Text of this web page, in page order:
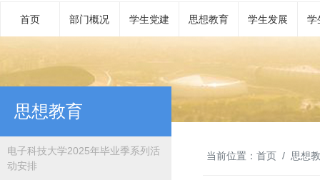
首页 部门概况 学生党建 思想教育 学生发展 学
思想教育
电子科技大学2025年毕业季系列活
动安排
当前位置： 首页 思想